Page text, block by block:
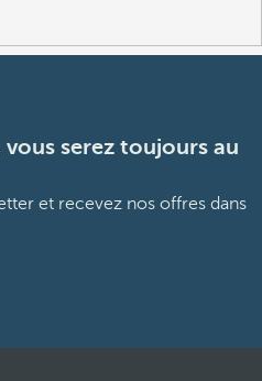
vous serez toujours au
et recevez nos offres dans